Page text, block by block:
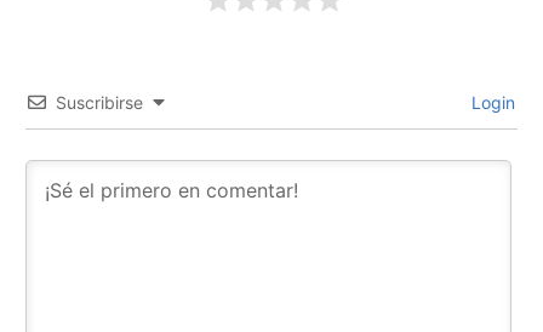
Suscribirse Login